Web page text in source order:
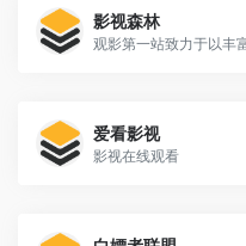
影视森林
爱看影视
影视在线观看